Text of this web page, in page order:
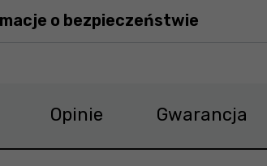
o bezpieczeństwie
Opinie Gwarancja